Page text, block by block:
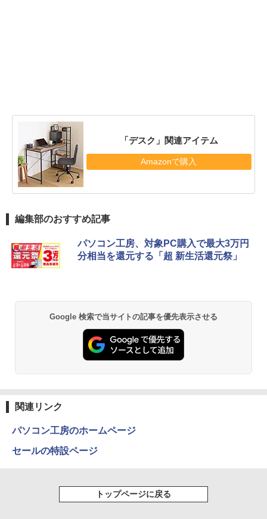
「デスク」関連アイテム
Amazonで購入
編集部のおすすめ記事
パソコン工房、対象PC購入で最大3万円
分相当を還元する「超 新生活還元祭」
Google 検索で当サイトの記事を優先表示させる
関連リンク
パソコン工房のホームページ
セールの特設ページ
トップページに戻る